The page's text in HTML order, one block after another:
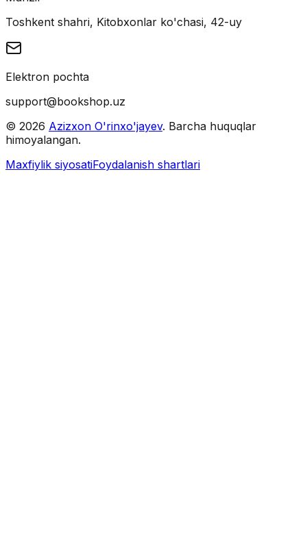
Toshkent shahri, Kitobxonlar ko'chasi, 42-uy
Elektron pochta
support@bookshop.uz
© 2026 Azizxon O'rinxo'jayev. Barcha huquqlar
himoyalangan.
Maxfiylik siyosatiFoydalanish shartlari